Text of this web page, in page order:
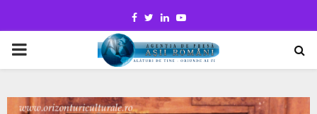
Facebook
TwitterLinkedinYoutube
PRIMARY